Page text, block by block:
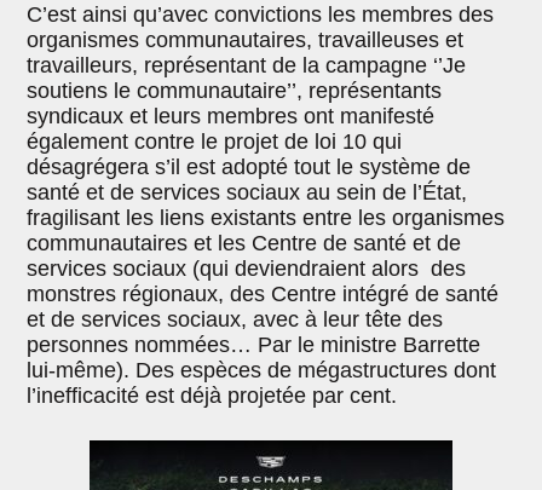
C’est ainsi qu’avec convictions les membres des
organismes communautaires, travailleuses et
travailleurs, représentant de la campagne ‘’Je
soutiens le communautaire’’, représentants
syndicaux et leurs membres ont manifesté
également contre le projet de loi 10 qui
désagrégera s’il est adopté tout le système de
santé et de services sociaux au sein de l’État,
fragilisant les liens existants entre les organismes
communautaires et les Centre de santé et de
services sociaux (qui deviendraient alors des
monstres régionaux, des Centre intégré de santé
et de services sociaux, avec à leur tête des
personnes nommées… Par le ministre Barrette
lui-même). Des espèces de mégastructures dont
l’inefficacité est déjà projetée par cent.